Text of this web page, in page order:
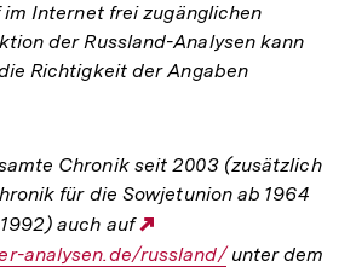
Internet frei zugänglichen
der Russland-Analysen kann
Richtigkeit der Angaben
Chronik seit 2003 (zusätzlich
für die Sowjetunion ab 1964
auch auf
Link:
analysen.de/russland/unter dem